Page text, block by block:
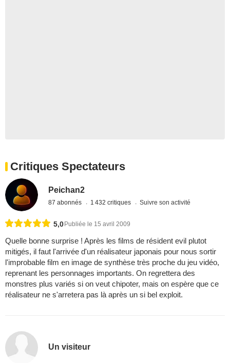
Critiques Spectateurs
Peichan2
87 abonnés 1 432 critiques Suivre son activité
5,0Publiée le 15 avril 2009
Quelle bonne surprise ! Après les films de résident evil plutot
mitigés, il faut l'arrivée d'un réalisateur japonais pour nous sortir
l'improbable film en image de synthèse très proche du jeu vidéo,
reprenant les personnages importants. On regrettera des
monstres plus variés si on veut chipoter, mais on espère que ce
réalisateur ne s'arretera pas là après un si bel exploit.
Un visiteur